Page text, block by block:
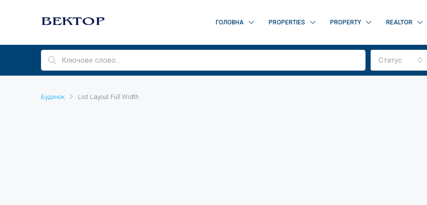
ГОЛОВНА PROPERTIES PROPERTY REALTOR
Статус
Будинок List Layout Full Width